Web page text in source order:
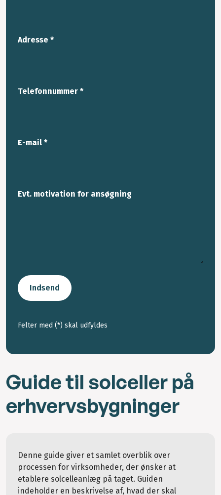
Adresse *
Telefonnummer *
E-mail *
Evt. motivation for ansøgning
Indsend
Felter med (*) skal udfyldes
Guide til solceller på
erhvervsbygninger
Denne guide giver et samlet overblik over
processen for virksomheder, der ønsker at
etablere solcelleanlæg på taget. Guiden
indeholder en beskrivelse af, hvad der skal